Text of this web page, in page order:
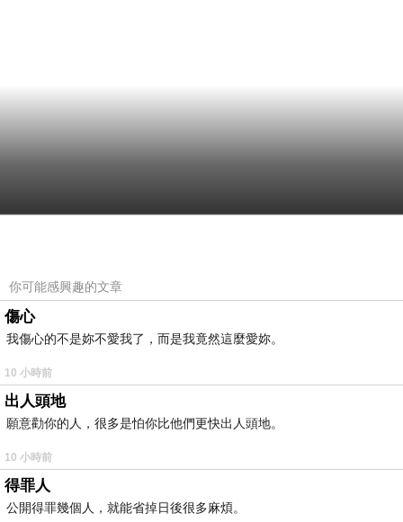
你可能感興趣的文章
傷心
我傷心的不是妳不愛我了，而是我竟然這麼愛妳。
10 小時前
出人頭地
願意勸你的人，很多是怕你比他們更快出人頭地。
10 小時前
得罪人
公開得罪幾個人，就能省掉日後很多麻煩。